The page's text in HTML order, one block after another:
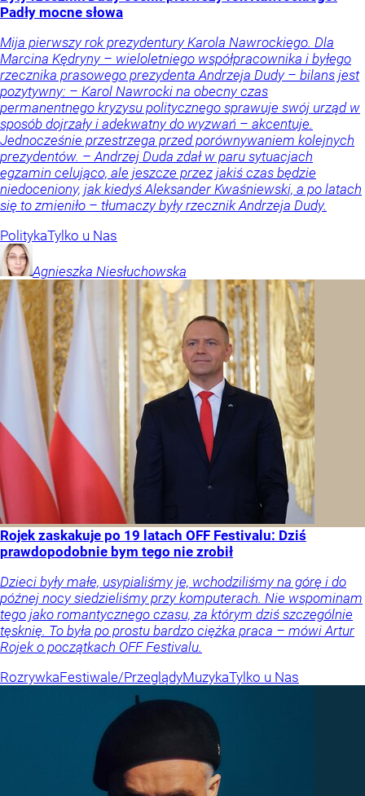
Padły mocne słowa
Mija pierwszy rok prezydentury Karola Nawrockiego. Dla
Marcina Kędryny – wieloletniego współpracownika i byłego
rzecznika prasowego prezydenta Andrzeja Dudy – bilans jest
pozytywny: – Karol Nawrocki na obecny czas
permanentnego kryzysu politycznego sprawuje swój urząd w
sposób dojrzały i adekwatny do wyzwań – akcentuje.
Jednocześnie przestrzega przed porównywaniem kolejnych
prezydentów. – Andrzej Duda zdał w paru sytuacjach
egzamin celująco, ale jeszcze przez jakiś czas będzie
niedoceniony, jak kiedyś Aleksander Kwaśniewski, a po latach
się to zmieniło – tłumaczy były rzecznik Andrzeja Dudy.
PolitykaTylko u Nas
Agnieszka Niesłuchowska
Rojek zaskakuje po 19 latach OFF Festivalu: Dziś
prawdopodobnie bym tego nie zrobił
Dzieci były małe, usypialiśmy je, wchodziliśmy na górę i do
późnej nocy siedzieliśmy przy komputerach. Nie wspominam
tego jako romantycznego czasu, za którym dziś szczególnie
tęsknię. To była po prostu bardzo ciężka praca – mówi Artur
Rojek o początkach OFF Festivalu.
RozrywkaFestiwale/PrzeglądyMuzykaTylko u Nas